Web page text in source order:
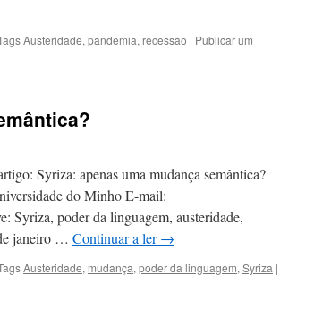
Austeridade, pandemia, recessão | Publicar um
Syriza: apenas uma mudança semântica?
do Minho E-mail:
Syriza, poder da linguagem, austeridade,
janeiro … Continuar a ler→
Austeridade, mudança, poder da linguagem, Syriza |